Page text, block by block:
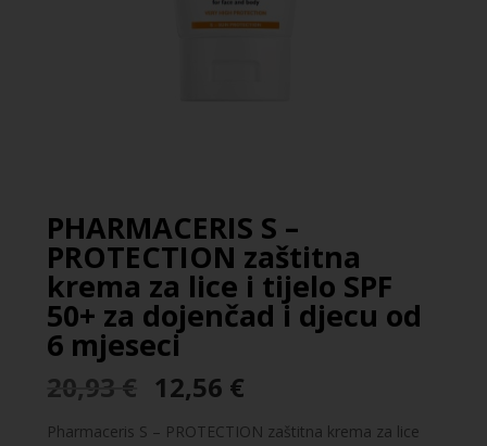
PHARMACERIS S –
PROTECTION zaštitna
krema za lice i tijelo SPF
50+ za dojenčad i djecu od
6 mjeseci
20,93 € Izvorna
cijena
bila
12,56 €
je:
Pharmaceris S – PROTECTION zaštitna krema za lice